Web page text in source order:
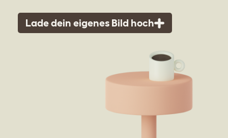
Lade dein eigenes Bild hoch